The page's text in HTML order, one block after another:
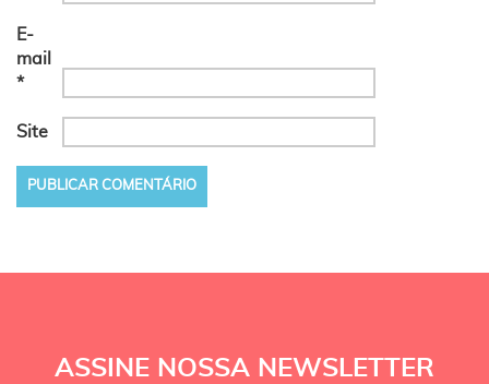
E-
mail
*
Site
ASSINE NOSSA NEWSLETTER